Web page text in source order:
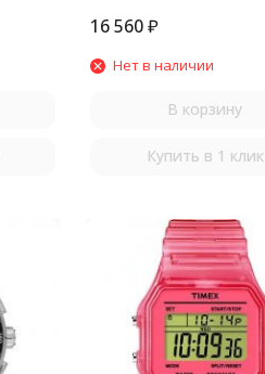
16 560 ₽
Нет в наличии
В корзину
Купить в 1 клик